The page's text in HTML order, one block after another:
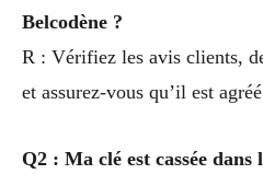
Belcodène ?
R : Vérifiez les avis clients,
et assurez-vous qu’il est
Q2 : Ma clé est cassée